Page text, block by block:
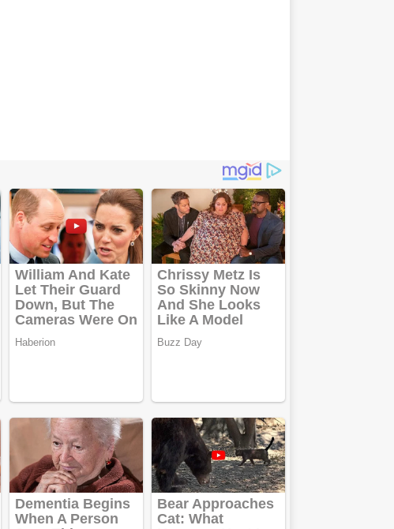
metale
Răcitor de apă
CW5000
pentru freze
cu laser fără
metale
Cutit
cositoare
KUHN
Creez aplicatie
Creez aplicatie
ANDROID
pentru siteul
tau
Anuntul tau apare in
mai multe ziare
online